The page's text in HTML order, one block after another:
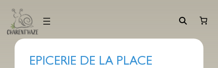
contenu
EPICERIE DE LA PLACE